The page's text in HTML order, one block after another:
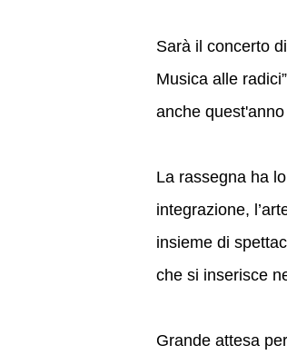
Sarà il concerto
Musica alle
anche
La rassegna ha
integrazione,
insieme di
che si inserisce
Grande attesa